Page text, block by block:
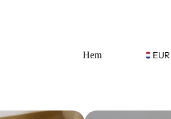
Hem EUR